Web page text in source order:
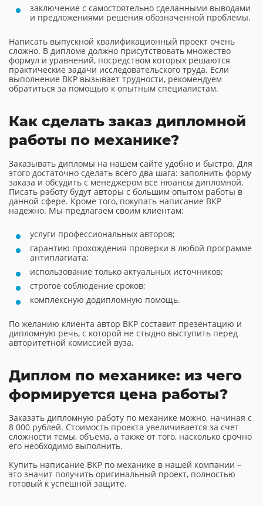
заключение с самостоятельно сделанными выводами
и предложениями решения обозначенной проблемы.
Написать выпускной квалификационный проект очень
сложно. В дипломе должно присутствовать множество
формул и уравнений, посредством которых решаются
практические задачи исследовательского труда. Если
выполнение ВКР вызывает трудности, рекомендуем
обратиться за помощью к опытным специалистам.
Как сделать заказ дипломной
работы по механике?
Заказывать дипломы на нашем сайте удобно и быстро. Для
этого достаточно сделать всего два шага: заполнить форму
заказа и обсудить с менеджером все нюансы дипломной.
Писать работу будут авторы с большим опытом работы в
данной сфере. Кроме того, покупать написание ВКР
надежно. Мы предлагаем своим клиентам:
услуги профессиональных авторов;
гарантию прохождения проверки в любой программе
антиплагиата;
использование только актуальных источников;
строгое соблюдение сроков;
комплексную додипломную помощь.
По желанию клиента автор ВКР составит презентацию и
дипломную речь, с которой не стыдно выступить перед
авторитетной комиссией вуза.
Диплом по механике: из чего
формируется цена работы?
Заказать дипломную работу по механике можно, начиная с
8 000 рублей. Стоимость проекта увеличивается за счет
сложности темы, объема, а также от того, насколько срочно
его необходимо выполнить.
Купить написание ВКР по механике в нашей компании –
это значит получить оригинальный проект, полностью
готовый к успешной защите.